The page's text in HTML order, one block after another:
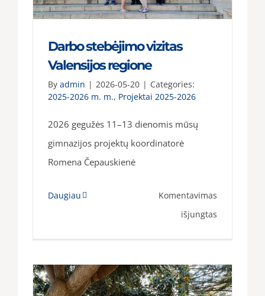
Darbo stebėjimo vizitas
Valensijos regione
By admin | 2026-05-20 | Categories:
2025-2026 m. m., Projektai 2025-2026
2026 gegužės 11–13 dienomis mūsų
gimnazijos projektų koordinatorė
Romena Čepauskienė
Daugiau
Komentavimas
išjungtas
vizitas
Valensijos